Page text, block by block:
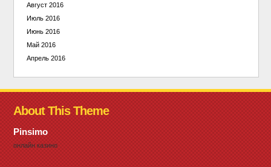
Август 2016
Июль 2016
Июнь 2016
Май 2016
Апрель 2016
About This Theme
Pinsimo
онлайн казино